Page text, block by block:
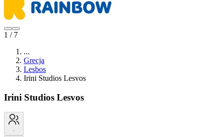
1 / 7
...
Grecja
Lesbos
Irini Studios Lesvos
Irini Studios Lesvos
-